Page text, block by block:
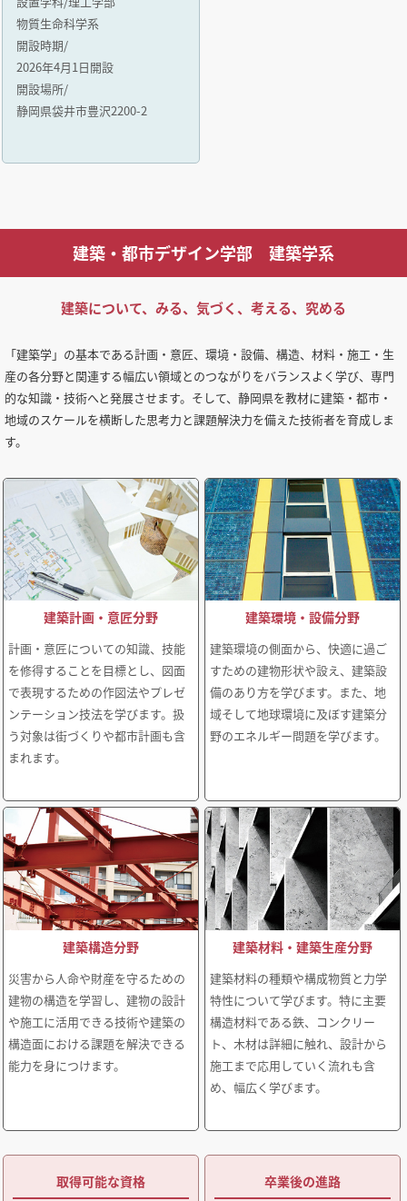
物質生命科学系
開設時期/
2026年4月1日開設
開設場所/
静岡県袋井市豊沢2200-2
建築・都市デザイン学部 建築学系
建築について、みる、気づく、考える、究める
「建築学」の基本である計画・意匠、環境・設備、構造、材料・施工・生
産の各分野と関連する幅広い領域とのつながりをバランスよく学び、専門
的な知識・技術へと発展させます。そして、静岡県を教材に建築・都市・
地域のスケールを横断した思考力と課題解決力を備えた技術者を育成しま
す。
建築計画・意匠分野
計画・意匠についての知識、技能
を修得することを目標とし、図面
で表現するための作図法やプレゼ
ンテーション技法を学びます。扱
う対象は街づくりや都市計画も含
まれます。
建築環境・設備分野
建築環境の側面から、快適に過ご
すための建物形状や設え、建築設
備のあり方を学びます。また、地
域そして地球環境に及ぼす建築分
野のエネルギー問題を学びます。
建築構造分野
災害から人命や財産を守るための
建物の構造を学習し、建物の設計
や施工に活用できる技術や建築の
構造面における課題を解決できる
能力を身につけます。
建築材料・建築生産分野
建築材料の種類や構成物質と力学
特性について学びます。特に主要
構造材料である鉄、コンクリー
ト、木材は詳細に触れ、設計から
施工まで応用していく流れも含
め、幅広く学びます。
取得可能な資格 卒業後の進路